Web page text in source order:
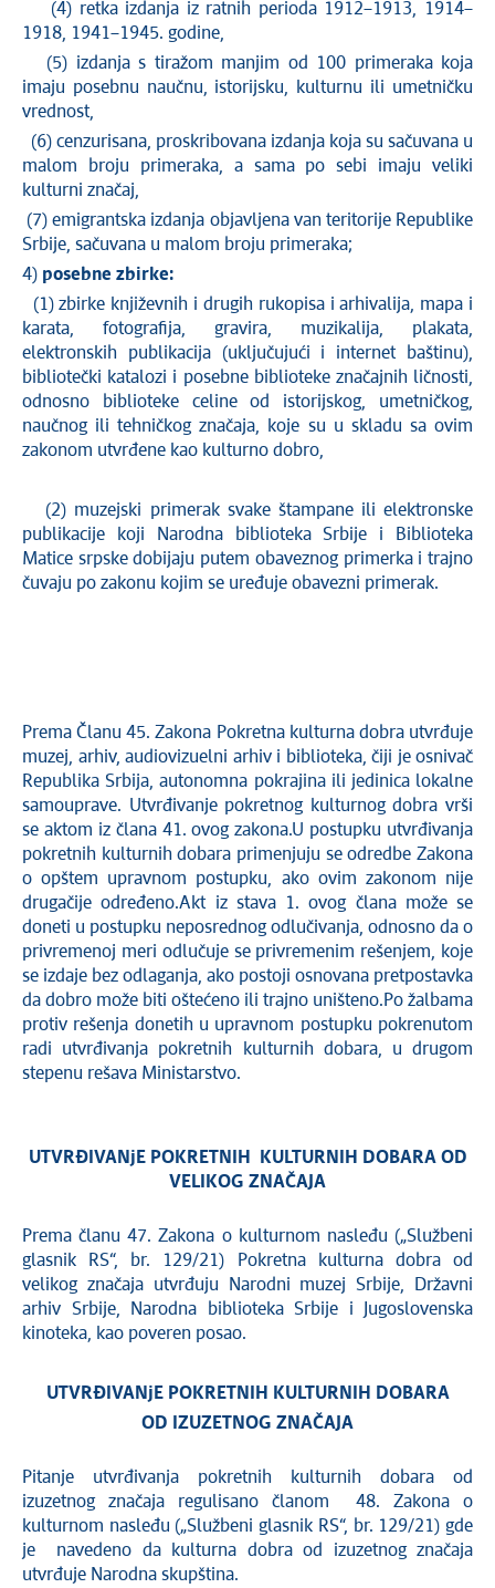
(4) retka izdanja iz ratnih perioda 1912–1913, 1914–
1918, 1941–1945. godine,
(5) izdanja s tiražom manjim od 100 primeraka koja
imaju posebnu naučnu, istorijsku, kulturnu ili umetničku
vrednost,
(6) cenzurisana, proskribovana izdanja koja su sačuvana u
malom broju primeraka, a sama po sebi imaju veliki
kulturni značaj,
(7) emigrantska izdanja objavljena van teritorije Republike
Srbije, sačuvana u malom broju primeraka;
4) posebne zbirke:
(1) zbirke književnih i drugih rukopisa i arhivalija, mapa i
karata, fotografija, gravira, muzikalija, plakata,
elektronskih publikacija (uključujući i internet baštinu),
bibliotečki katalozi i posebne biblioteke značajnih ličnosti,
odnosno biblioteke celine od istorijskog, umetničkog,
naučnog ili tehničkog značaja, koje su u skladu sa ovim
zakonom utvrđene kao kulturno dobro,
(2) muzejski primerak svake štampane ili elektronske
publikacije koji Narodna biblioteka Srbije i Biblioteka
Matice srpske dobijaju putem obaveznog primerka i trajno
čuvaju po zakonu kojim se uređuje obavezni primerak.
Prema Članu 45. Zakona Pokretna kulturna dobra utvrđuje
muzej, arhiv, audiovizuelni arhiv i biblioteka, čiji je osnivač
Republika Srbija, autonomna pokrajina ili jedinica lokalne
samouprave. Utvrđivanje pokretnog kulturnog dobra vrši
se aktom iz člana 41. ovog zakona.U postupku utvrđivanja
pokretnih kulturnih dobara primenjuju se odredbe Zakona
o opštem upravnom postupku, ako ovim zakonom nije
drugačije određeno.Akt iz stava 1. ovog člana može se
doneti u postupku neposrednog odlučivanja, odnosno da o
privremenoj meri odlučuje se privremenim rešenjem, koje
se izdaje bez odlaganja, ako postoji osnovana pretpostavka
da dobro može biti oštećeno ili trajno uništeno.Po žalbama
protiv rešenja donetih u upravnom postupku pokrenutom
radi utvrđivanja pokretnih kulturnih dobara, u drugom
stepenu rešava Ministarstvo.
UTVRĐIVANjE POKRETNIH KULTURNIH DOBARA OD
VELIKOG ZNAČAJA
Prema članu 47. Zakona o kulturnom nasleđu („Službeni
glasnik RS“, br. 129/21) Pokretna kulturna dobra od
velikog značaja utvrđuju Narodni muzej Srbije, Državni
arhiv Srbije, Narodna biblioteka Srbije i Jugoslovenska
kinoteka, kao poveren posao.
UTVRĐIVANjE POKRETNIH KULTURNIH DOBARA
OD IZUZETNOG ZNAČAJA
Pitanje utvrđivanja pokretnih kulturnih dobara od
izuzetnog značaja regulisano članom 48. Zakona o
kulturnom nasleđu („Službeni glasnik RS“, br. 129/21) gde
je navedeno da kulturna dobra od izuzetnog značaja
utvrđuje Narodna skupština.